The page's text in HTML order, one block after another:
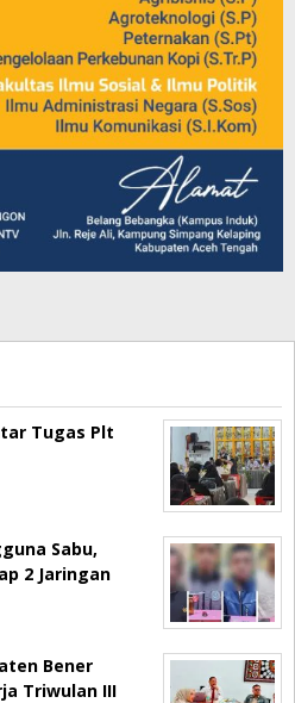
Tugas Plt
Sabu,
2 Jaringan
Bener
Triwulan III